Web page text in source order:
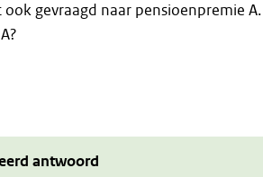
gevraagd naar pensioenpremie A.
antwoord